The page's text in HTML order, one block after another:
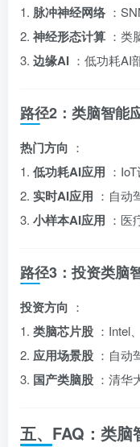
1. 脉冲神经网络 ：
2. 神经形态计算 ：类
3. 边缘AI ：低功耗AI
路径2：类脑智能
热门方向 ：
1. 低功耗AI应用 ：
2. 实时AI应用 ：自动
3. 小样本AI应用 ：医
路径3：投资类脑
投资方向 ：
1. 类脑芯片股 ：Intel
2. 应用场景股 ：自动
3. 国产类脑股 ：清华
五、FAQ：类脑